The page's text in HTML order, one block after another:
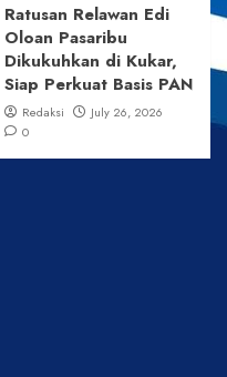
Ratusan Relawan Edi
Oloan Pasaribu
Dikukuhkan di Kukar,
Siap Perkuat Basis PAN
Redaksi
July 26, 2026
0